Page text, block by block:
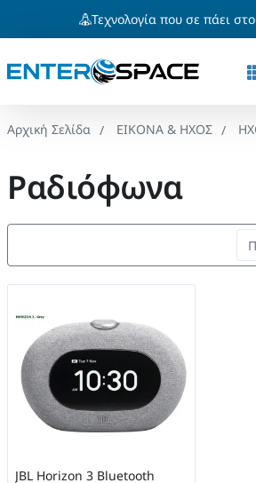
Τεχνολογία που σε πάει
ΕΙΚΟΝΑ & ΗΧΟΣ
Ραδιόφωνα
JBL Horizon 3 Bluetooth